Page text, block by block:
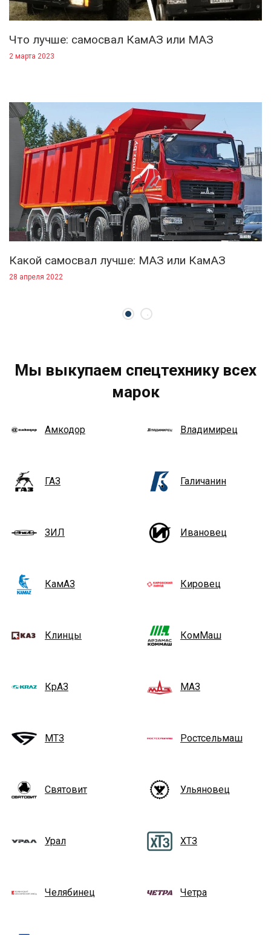
Что лучше: самосвал КамАЗ или МАЗ
2 марта 2023
Какой самосвал лучше: МАЗ или КамАЗ
28 апреля 2022
Мы выкупаем спецтехнику всех
марок
Амкодор Владимирец
ГАЗ Галичанин
ЗИЛ Ивановец
КамАЗ Кировец
Клинцы КомМаш
КрАЗ МАЗ
МТЗ Ростсельмаш
Святовит Ульяновец
Урал ХТЗ
Челябинец Четра